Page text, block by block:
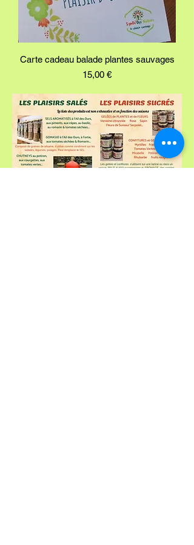
Carte cadeau balade plantes sauvages
Preis
15,00 €